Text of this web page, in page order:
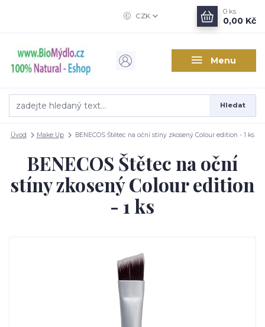
Menu
CZK
Hledat
0 ks
0,00 Kč
Úvod Make Up BENECOS Štětec na oční stíny zkosený Colour edition - 1 ks
BENECOS Štětec na oční
stíny zkosený Colour edition
- 1 ks